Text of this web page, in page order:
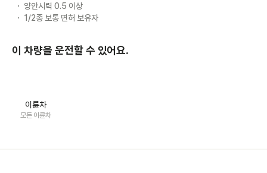
양안시력 0.5 이상
1/2종 보통 면허 보유자
이 차량을 운전할 수 있어요.
이륜차
모든 이륜차